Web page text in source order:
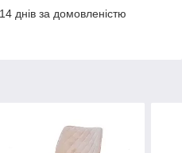
днів за домовленістю